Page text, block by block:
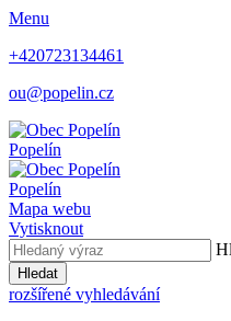
Menu
+420723134461
ou@popelin.cz
Popelín
Popelín
Mapa webu
Vytisknout
Hledat
rozšířené vyhledávání